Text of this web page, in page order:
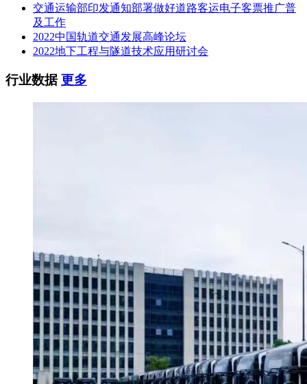
交通运输部印发通知部署做好道路客运电子客票推广普
及工作
2022中国轨道交通发展高峰论坛
2022地下工程与隧道技术应用研讨会
行业数据更多